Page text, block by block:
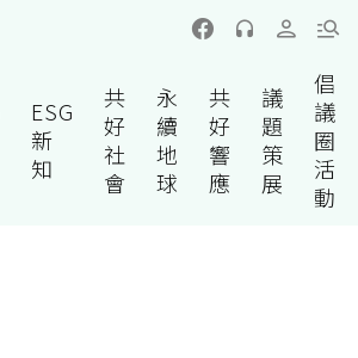
ESG
新
知
共
好
社
會
永
續
地
球
共
好
響
應
議
題
策
展
倡
議
圈
活
動